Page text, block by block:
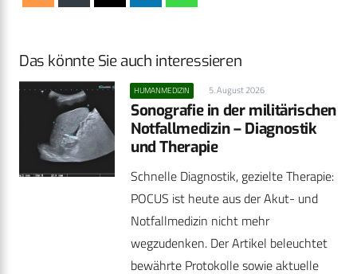
Das könnte Sie auch interessieren
HUMANMEDIZIN 5. August 2026
Sonografie in der militärischen
Notfallmedizin – Diagnostik
und Therapie
Schnelle Diagnostik, gezielte Therapie:
POCUS ist heute aus der Akut- und
Notfallmedizin nicht mehr
wegzudenken. Der Artikel beleuchtet
bewährte Protokolle sowie aktuelle